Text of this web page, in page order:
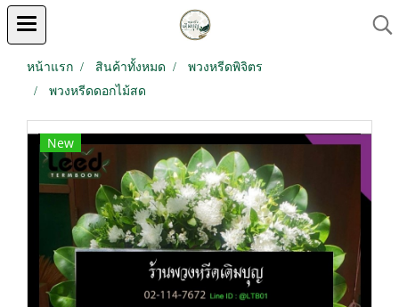
หน้าแรก สินค้าทั้งหมด
พวงหรีดพิจิตร
พวงหรีดดอกไม้สด
New